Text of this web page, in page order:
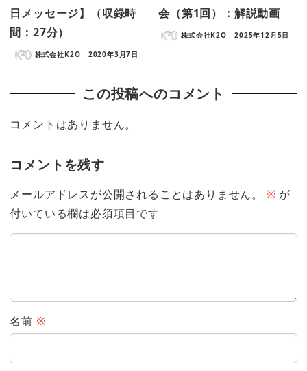
日メッセージ】（収録時
間：27分）
株式会社K2O 2020年3月7日
会（第1回）：解説動画
株式会社K2O 2025年12月5日
この投稿へのコメント
コメントはありません。
コメントを残す
メールアドレスが公開されることはありません。 ※ が
付いている欄は必須項目です
名前 ※